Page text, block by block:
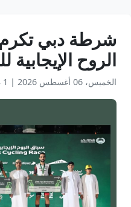
شرطة دبي تكرم
الروح الإيجابية
الخميس، 06 أغسطس 2026 | 1 دقيقة قراءة